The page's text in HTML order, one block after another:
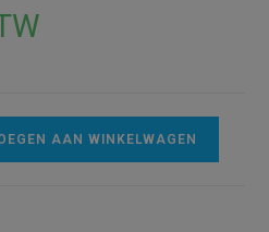
AAN WINKELWAGEN